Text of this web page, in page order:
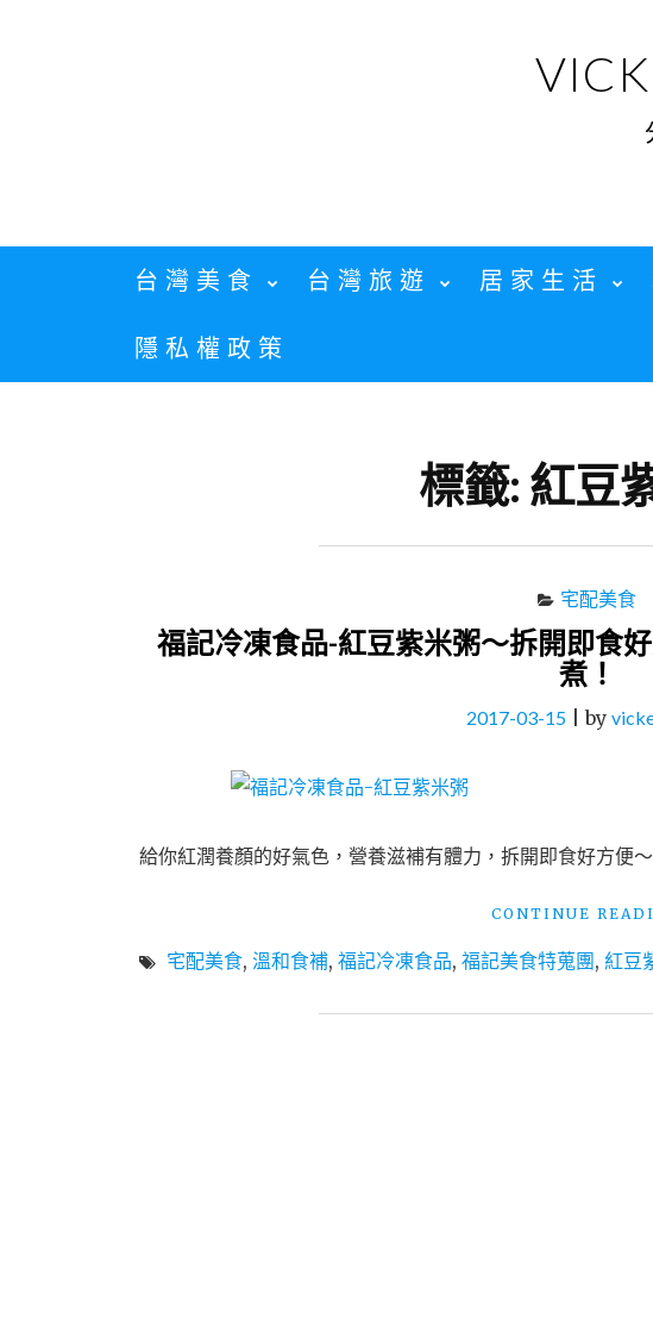
台灣美食 台灣旅遊 居家生活
隱私權政策
標籤: 紅豆
宅配美食
福記冷凍食品-紅豆紫米粥～拆開即食
煮！
2017-03-15 |by
給你紅潤養顏的好氣色，營養滋補有體力，拆開即食好方便
CONTINUE
宅配美食, 溫和食補, 福記冷凍食品, 福記美食特蒐團, 紅豆